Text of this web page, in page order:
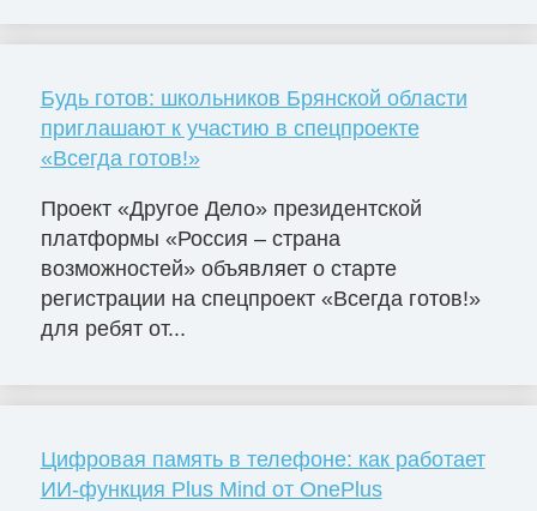
Будь готов: школьников Брянской области
приглашают к участию в спецпроекте
«Всегда готов!»
Проект «Другое Дело» президентской
платформы «Россия – страна
возможностей» объявляет о старте
регистрации на спецпроект «Всегда готов!»
для ребят от...
Цифровая память в телефоне: как работает
ИИ-функция Plus Mind от OnePlus